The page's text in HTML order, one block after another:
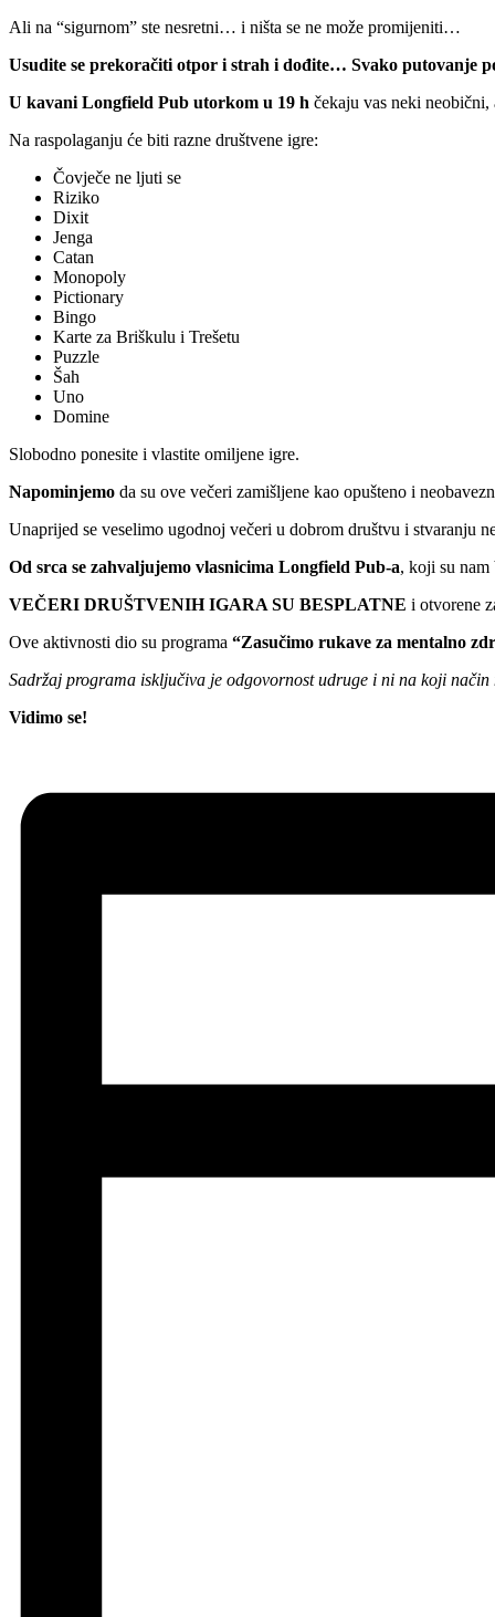
Ali na “sigurnom” ste nesretni… i ništa se ne može promijeniti…
Usudite se prekoračiti otpor i strah i dođite… Svako putovanje
U kavani Longfield Pub utorkom u 19 h čekaju vas neki
Na raspolaganju će biti razne društvene igre:
Čovječe ne ljuti se
Riziko
Dixit
Jenga
Catan
Monopoly
Pictionary
Bingo
Karte za Briškulu i Trešetu
Puzzle
Šah
Uno
Domine
Slobodno ponesite i vlastite omiljene igre.
Napominjemo da su ove večeri zamišljene kao opušteno i
Unaprijed se veselimo ugodnoj večeri u dobrom društvu i stvaranju
Od srca se zahvaljujemo vlasnicima Longfield Pub-a, koji su nam
VEČERI DRUŠTVENIH IGARA SU BESPLATNE i otvorene
Ove aktivnosti dio su programa “Zasučimo rukave za mentalno
Sadržaj programa isključiva je odgovornost udruge i ni na koji način
Vidimo se!